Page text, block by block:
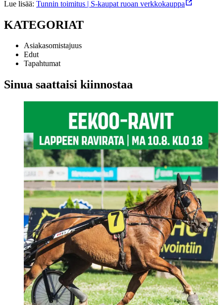
Lue lisää: Tunnin toimitus | S-kaupat ruoan verkkokauppa
KATEGORIAT
Asiakasomistajuus
Edut
Tapahtumat
Sinua saattaisi kiinnostaa